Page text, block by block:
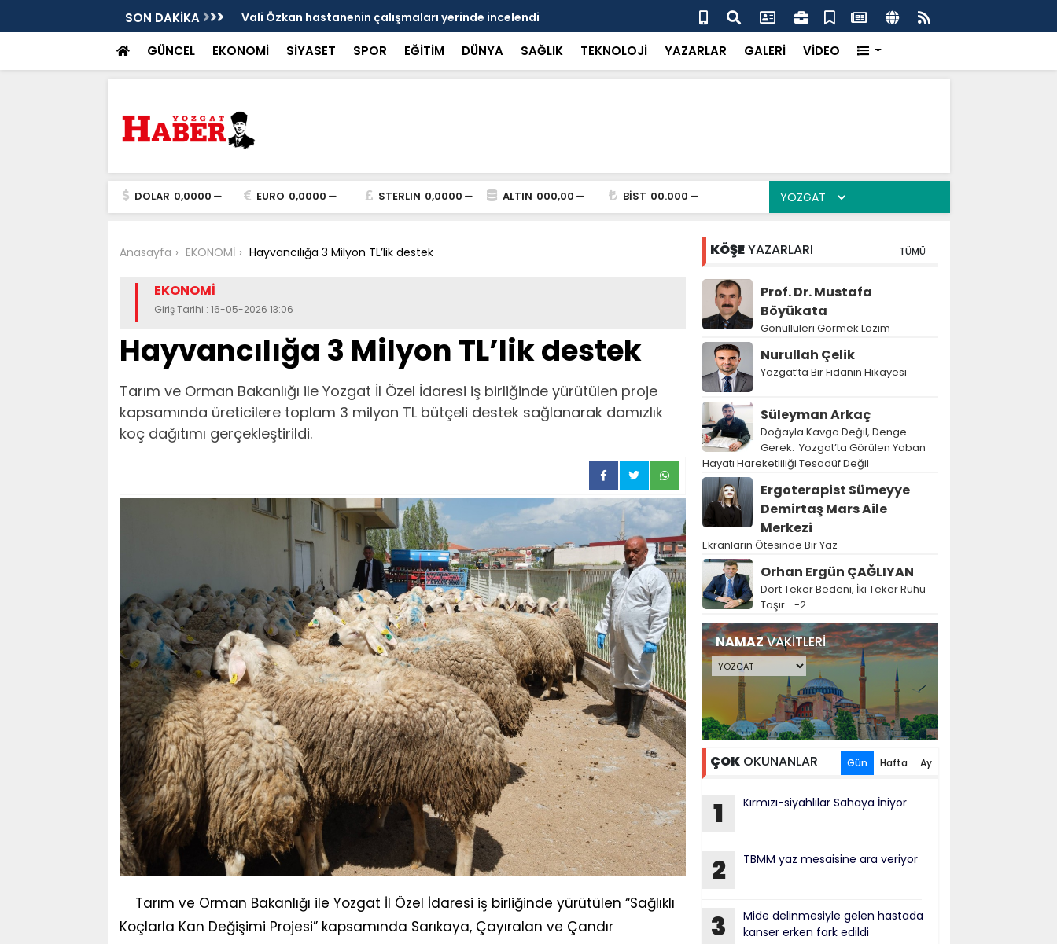
SON DAKİKA Vali Özkan hastanenin çalışmaları yerinde incelendi Karaarslan'dan UMKE'ye övgü
GÜNCEL EKONOMİ SİYASET SPOR EĞİTİM DÜNYA SAĞLIK TEKNOLOJİ YAZARLAR GALERİ VİDEO
DOLAR 0,0000 EURO 0,0000 STERLIN 0,0000 ALTIN 000,00 BİST 00.000
Anasayfa EKONOMİ Hayvancılığa 3 Milyon TL’lik destek
EKONOMİ
Giriş Tarihi : 16-05-2026 13:06
Hayvancılığa 3 Milyon TL’lik destek
Tarım ve Orman Bakanlığı ile Yozgat İl Özel İdaresi iş birliğinde yürütülen proje
kapsamında üreticilere toplam 3 milyon TL bütçeli destek sağlanarak damızlık
koç dağıtımı gerçekleştirildi.
Tarım ve Orman Bakanlığı ile Yozgat İl Özel İdaresi iş birliğinde yürütülen “Sağlıklı
Koçlarla Kan Değişimi Projesi” kapsamında Sarıkaya, Çayıralan ve Çandır
KÖŞEYAZARLARI TÜMÜ
Prof. Dr. Mustafa
Böyükata
Gönüllüleri Görmek Lazım
Nurullah Çelik
Yozgat’ta Bir Fidanın Hikayesi
Süleyman Arkaç
Doğayla Kavga Değil, Denge
Gerek: Yozgat’ta Görülen Yaban
Hayatı Hareketliliği Tesadüf Değil
Ergoterapist Sümeyye
Demirtaş Mars Aile
Merkezi
Ekranların Ötesinde Bir Yaz
Orhan Ergün ÇAĞLIYAN
Dört Teker Bedeni, İki Teker Ruhu
Taşır… -2
NAMAZVAKİTLERİ
ÇOKOKUNANLAR Gün Hafta Ay
1 Kırmızı-siyahlılar Sahaya İniyor
2 TBMM yaz mesaisine ara veriyor
3
Mide delinmesiyle gelen hastada
kanser erken fark edildi